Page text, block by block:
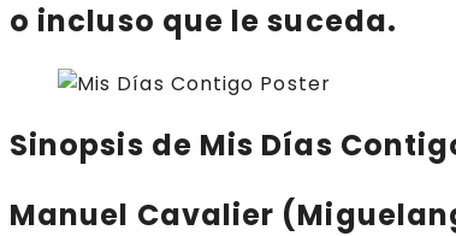
o incluso que le suceda.
Sinopsis de Mis Días
Manuel Cavalier